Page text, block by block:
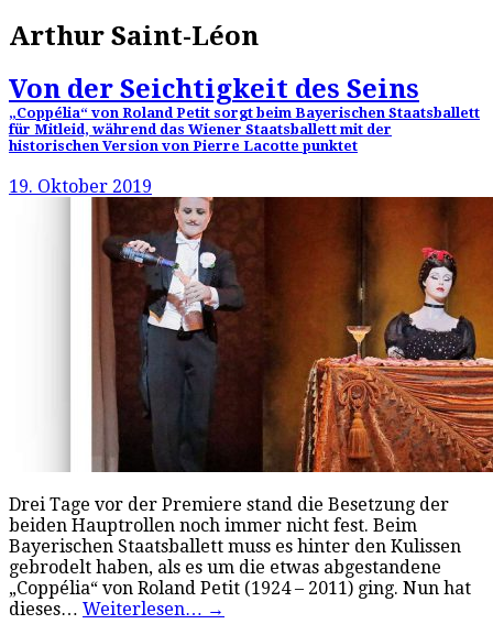
Arthur Saint-Léon
Von der Seichtigkeit des Seins
„Coppélia“ von Roland Petit sorgt beim Bayerischen Staatsballett
für Mitleid, während das Wiener Staatsballett mit der
historischen Version von Pierre Lacotte punktet
19. Oktober 2019
Drei Tage vor der Premiere stand die Besetzung der
beiden Hauptrollen noch immer nicht fest. Beim
Bayerischen Staatsballett muss es hinter den Kulissen
gebrodelt haben, als es um die etwas abgestandene
„Coppélia“ von Roland Petit (1924 – 2011) ging. Nun hat
dieses… Weiterlesen… →